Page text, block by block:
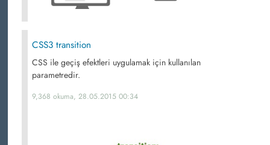
CSS3 transition
CSS ile geçiş efektleri uygulamak için kullanılan
parametredir.
9,368 okuma, 28.05.2015 00:34